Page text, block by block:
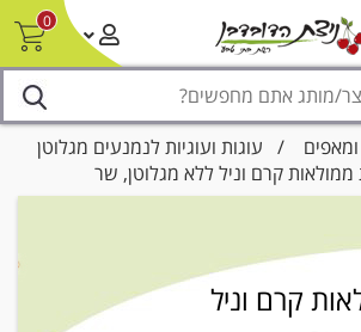
0
סניפים צור קשר/ביטול הזמנה
/ עוגות ועוגיות לנמנעים מגלוטן
קרם וניל ללא מגלוטן, שר
קרם וניל